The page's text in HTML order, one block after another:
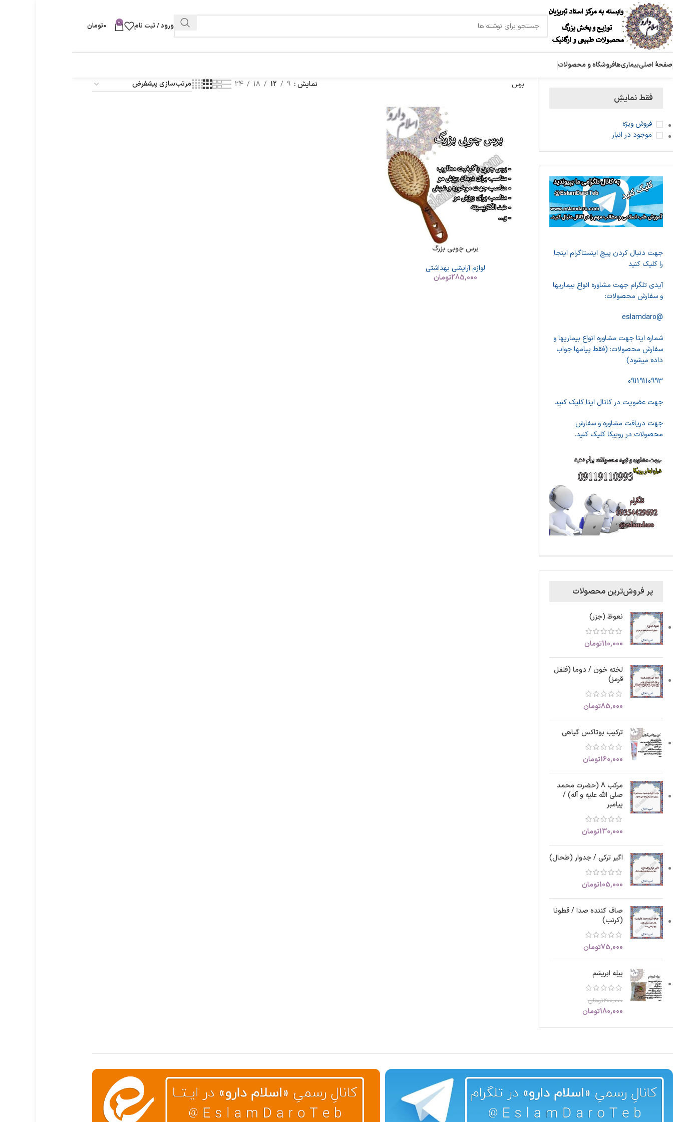
ورود / ثبت نام 0
0تومان
صفحۀ اصلیبیماری‌هافروشگاه و محصولات
فقط نمایشِ
فروش ویژه
موجود در انبار
جهت دنبال کردن پیچ اینستاگرام اینجا
را کلیک کنید
آیدی تلگرام جهت مشاوره انواع بیماریها
و سفارش محصولات:
@eslamdaro
شماره ایتا جهت مشاوره انواع بیماریها و
سفارش محصولات: (فقط پیامها جواب
داده میشود)
09119110993
جهت عضویت در کانال ایتا کلیک کنید
جهت دریافت مشاوره و سفارش
محصولات در روبیکا کلیک کنید.
پر فروش‌ترین محصولات
نعوظ (جزر)
110,000تومان
لخته خون / دوما (فلفل
قرمز)
85,000تومان
ترکیب بوتاکس گیاهی
160,000تومان
مرکب 8 (حضرت محمد
صلی الله علیه و آله) /
پیامبر
130,000تومان
اگیر ترکی / جدوار (طحال)
105,000تومان
صاف کننده صدا / قطونا
(کرنب)
75,000تومان
پیله ابریشم
200,000تومان
180,000تومان
برس نمایش 9
12
18
24
برس چوبی بزرگ
لوازم آرایشی بهداشتی
285,000تومان